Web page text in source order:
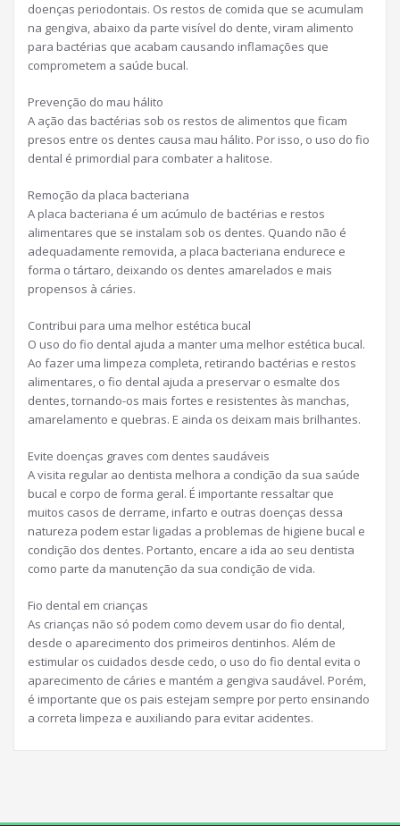
doenças periodontais. Os restos de comida que se acumulam
na gengiva, abaixo da parte visível do dente, viram alimento
para bactérias que acabam causando inflamações que
comprometem a saúde bucal.
Prevenção do mau hálito
A ação das bactérias sob os restos de alimentos que ficam
presos entre os dentes causa mau hálito. Por isso, o uso do fio
dental é primordial para combater a halitose.
Remoção da placa bacteriana
A placa bacteriana é um acúmulo de bactérias e restos
alimentares que se instalam sob os dentes. Quando não é
adequadamente removida, a placa bacteriana endurece e
forma o tártaro, deixando os dentes amarelados e mais
propensos à cáries.
Contribui para uma melhor estética bucal
O uso do fio dental ajuda a manter uma melhor estética bucal.
Ao fazer uma limpeza completa, retirando bactérias e restos
alimentares, o fio dental ajuda a preservar o esmalte dos
dentes, tornando-os mais fortes e resistentes às manchas,
amarelamento e quebras. E ainda os deixam mais brilhantes.
Evite doenças graves com dentes saudáveis
A visita regular ao dentista melhora a condição da sua saúde
bucal e corpo de forma geral. É importante ressaltar que
muitos casos de derrame, infarto e outras doenças dessa
natureza podem estar ligadas a problemas de higiene bucal e
condição dos dentes. Portanto, encare a ida ao seu dentista
como parte da manutenção da sua condição de vida.
Fio dental em crianças
As crianças não só podem como devem usar do fio dental,
desde o aparecimento dos primeiros dentinhos. Além de
estimular os cuidados desde cedo, o uso do fio dental evita o
aparecimento de cáries e mantém a gengiva saudável. Porém,
é importante que os pais estejam sempre por perto ensinando
a correta limpeza e auxiliando para evitar acidentes.